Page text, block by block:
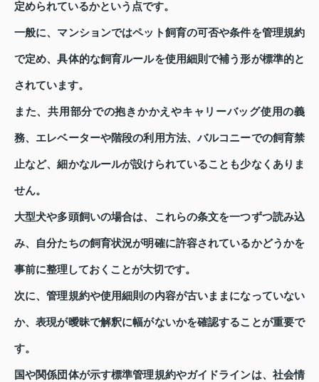
定められているかという点です。
一般に、マンションではペット飼育の可否や条件を管理規約
で定め、具体的な飼育ルールを使用細則で補う形が標準的と
されています。
また、共用部分での抱きかかえやキャリーバッグ使用の義
務、エレベーターや階段の利用方法、バルコニーでの飼育禁
止など、細かなルールが設けられていることも少なくありま
せん。
大型犬や多頭飼いの場合は、これらの条文を一つずつ読み込
み、自分たちの飼育状況が明確に許容されているかどうかを
事前に整理しておくことが大切です。
次に、管理規約や使用細則の内容が古いままになっていない
か、表現が曖昧で解釈に幅がないかを確認することが重要で
す。
国や関係団体が示す標準管理規約やガイドラインは、社会情